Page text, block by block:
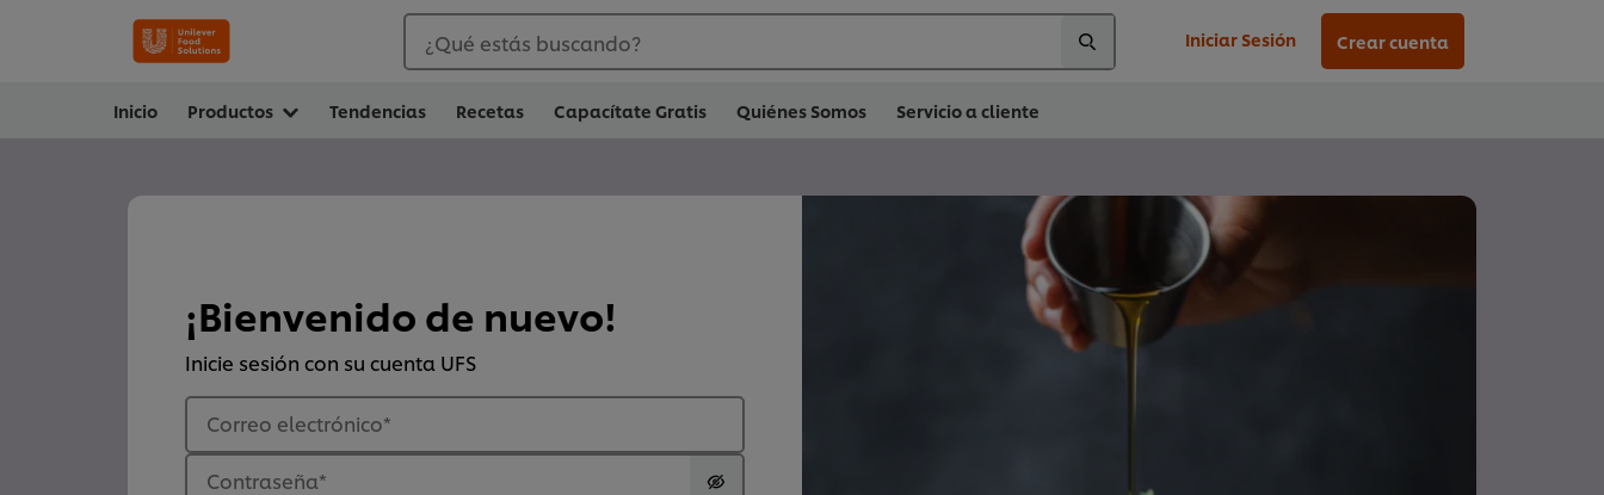
¿Qué estás buscando? Iniciar Sesión Crear cuenta
Inicio Productos Tendencias Recetas Capacítate Gratis Quiénes Somos Servicio a cliente
¡Bienvenido de nuevo!
Inicie sesión con su cuenta UFS
Correo electrónico*
Contraseña*